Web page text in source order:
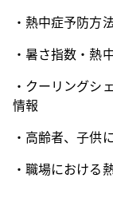
・熱中症予防方
・暑さ指数・熱
・クーリングシ
情報
・高齢者、子供
・職場における